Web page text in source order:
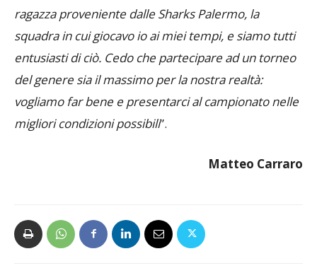
ragazza proveniente dalle Sharks Palermo, la
squadra in cui giocavo io ai miei tempi, e siamo tutti
entusiasti di ciò. Cedo che partecipare ad un torneo
del genere sia il massimo per la nostra realtà:
vogliamo far bene e presentarci al campionato nelle
migliori condizioni possibili”.
Matteo Carraro